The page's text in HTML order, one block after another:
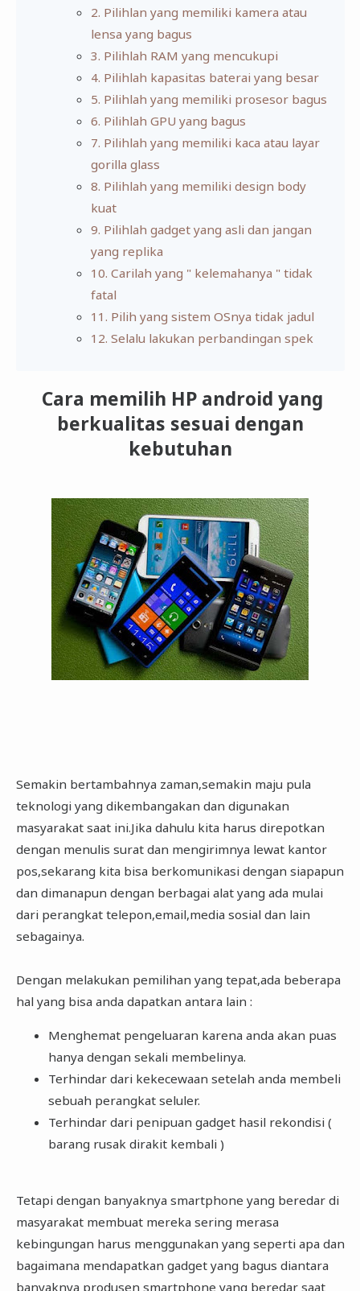
2. Pilihlan yang memiliki kamera atau
lensa yang bagus
3. Pilihlah RAM yang mencukupi
4. Pilihlah kapasitas baterai yang besar
5. Pilihlah yang memiliki prosesor bagus
6. Pilihlah GPU yang bagus
7. Pilihlah yang memiliki kaca atau layar
gorilla glass
8. Pilihlah yang memiliki design body
kuat
9. Pilihlah gadget yang asli dan jangan
yang replika
10. Carilah yang " kelemahanya " tidak
fatal
11. Pilih yang sistem OSnya tidak jadul
12. Selalu lakukan perbandingan spek
Cara memilih HP android yang
berkualitas sesuai dengan
kebutuhan
Semakin bertambahnya zaman,semakin maju pula
teknologi yang dikembangakan dan digunakan
masyarakat saat ini.Jika dahulu kita harus direpotkan
dengan menulis surat dan mengirimnya lewat kantor
pos,sekarang kita bisa berkomunikasi dengan siapapun
dan dimanapun dengan berbagai alat yang ada mulai
dari perangkat telepon,email,media sosial dan lain
sebagainya.
Dengan melakukan pemilihan yang tepat,ada beberapa
hal yang bisa anda dapatkan antara lain :
Menghemat pengeluaran karena anda akan puas
hanya dengan sekali membelinya.
Terhindar dari kekecewaan setelah anda membeli
sebuah perangkat seluler.
Terhindar dari penipuan gadget hasil rekondisi (
barang rusak dirakit kembali )
Tetapi dengan banyaknya smartphone yang beredar di
masyarakat membuat mereka sering merasa
kebingungan harus menggunakan yang seperti apa dan
bagaimana mendapatkan gadget yang bagus diantara
banyaknya produsen smartphone yang beredar saat